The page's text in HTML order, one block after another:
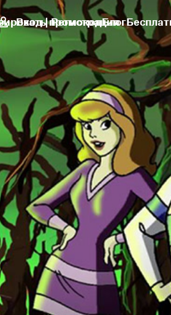
промокодБлог
Вход | Регистрация